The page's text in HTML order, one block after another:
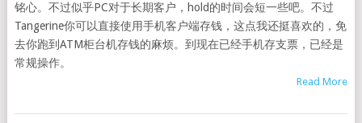
铭心。不过似乎PC对于长期客户，hold的时间会短一些吧。不过
Tangerine你可以直接使用手机客户端存钱，这点我还挺喜欢的，免
去你跑到ATM柜台机存钱的麻烦。到现在已经手机存支票，已经是
常规操作。
Read More